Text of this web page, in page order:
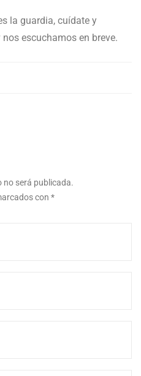
la guardia, cuídate y
escuchamos en breve.
no será publicada.
con *